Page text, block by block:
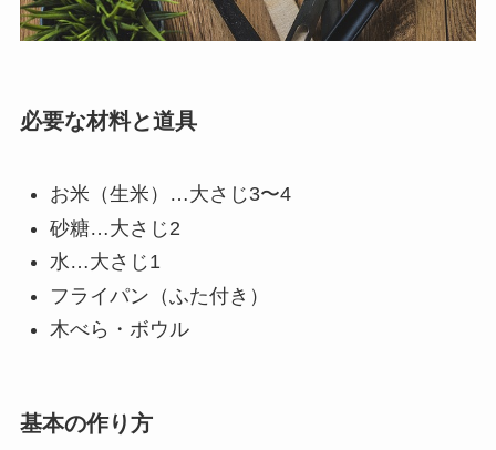
必要な材料と道具
お米（生米）…大さじ3〜4
砂糖…大さじ2
水…大さじ1
フライパン（ふた付き）
木べら・ボウル
基本の作り方